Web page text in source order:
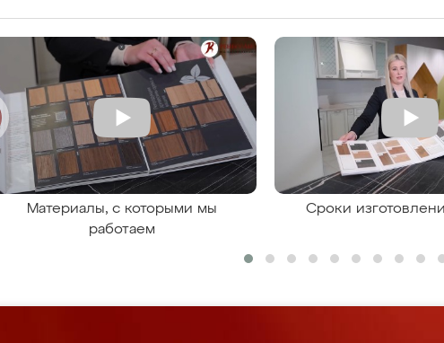
Материалы, с которыми мы
работаем
Сроки